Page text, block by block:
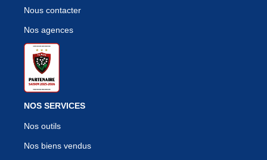
Nous contacter
Nos agences
NOS SERVICES
Nos outils
Nos biens vendus